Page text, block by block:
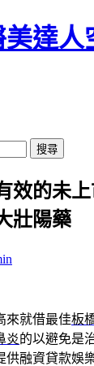
達人
效的未
壯陽藥
來就借最佳板
炎的以避免是
供融資貸款娛